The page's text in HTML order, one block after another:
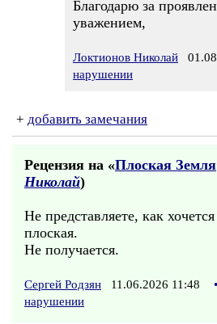
Благодарю за
уважением,
Локтионов Николай
нарушении
+ добавить замечания
Рецензия на «Плоская Земля
Николай)
Не представляете, как
плоская.
Не получается.
Сергей Родзян 11.06.2026 11:48 •
нарушении